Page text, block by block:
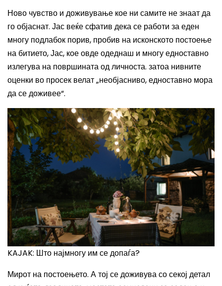
Ново чувство и доживување кое ни самите не знаат да
го објаснат. Јас веќе сфатив дека се работи за еден
многу подлабок порив, пробив на исконското постоење
на битието, Јас, кое овде одеднаш и многу едноставно
излегува на површината од личноста. затоа нивните
оценки во просек велат „необјасниво, едноставно мора
да се доживее“.
KAJAK: Што најмногу им се допаѓа?
Мирот на постоењето. А тој се доживува со секој детал